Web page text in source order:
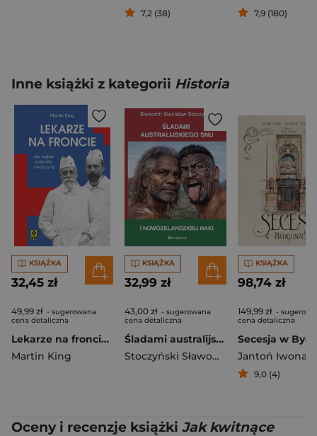
7,2 (38) 7,9 (180)
Inne książki z kategorii Historia
KSIĄŻKA
32,45 zł
49,99 zł - sugerowana
cena detaliczna
Lekarze na froncie. Jak działania wojenne zmieniły medycynę wyd. 2026
Martin King
KSIĄŻKA
32,99 zł
43,00 zł - sugerowana
cena detaliczna
Śladami australijskiego snu i nowozelandzkiej haki
Stoczyński Sławomir Stanisław
KSIĄŻKA
98,74 zł
149,99 zł -
cena detaliczna
Jantoń Iwona
9,0 (4)
Oceny i recenzje książki Jak kwitnące